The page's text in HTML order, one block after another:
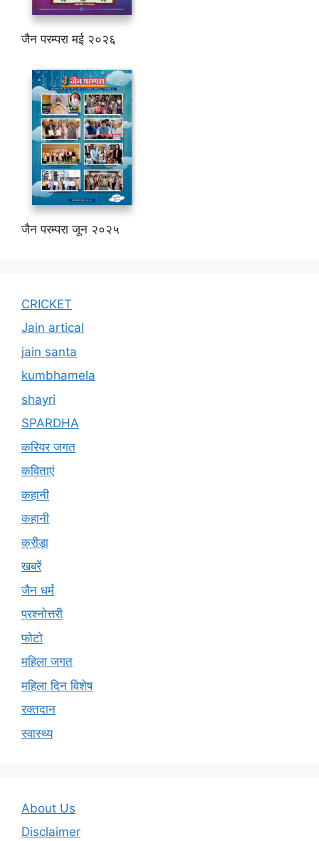
जैन परम्परा मई २०२६
जैन परम्परा जून २०२५
CRICKET
Jain artical
jain santa
kumbhamela
shayri
SPARDHA
करियर जगत
कविताएं
कहानी
कहानी
क्रीड़ा
खबरें
जैन धर्म
प्रश्नोत्तरी
फोटो
महिला जगत
महिला दिन विशेष
रक्तदान
स्वास्थ्य
About Us
Disclaimer